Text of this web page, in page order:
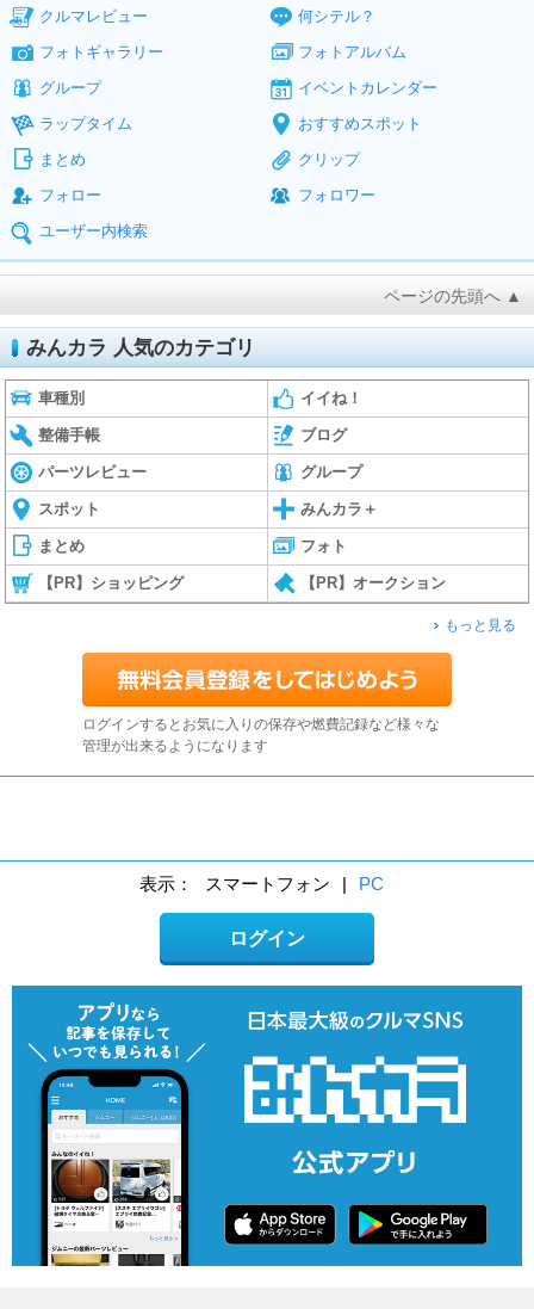
クルマレビュー
何シテル？
フォトギャラリー
フォトアルバム
グループ
イベントカレンダー
ラップタイム
おすすめスポット
まとめ
クリップ
フォロー
フォロワー
ユーザー内検索
ページの先頭へ ▲
みんカラ 人気のカテゴリ
車種別 イイね！
整備手帳 ブログ
パーツレビュー グループ
スポット みんカラ＋
まとめ フォト
【PR】ショッピング 【PR】オークション
もっと見る
ログインするとお気に入りの保存や燃費記録など様々な
管理が出来るようになります
表示： スマートフォン | PC
ログイン